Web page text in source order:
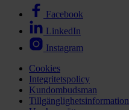
Facebook
LinkedIn
Instagram
Cookies
Integritetspolicy
Kundombudsman
Tillgänglighetsinformation